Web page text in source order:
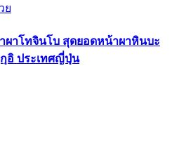
ย
ผาโทจินโบ สุดยอดหน้าผาหินบะ
อิ ประเทศญี่ปุ่น